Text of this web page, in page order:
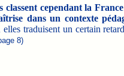
classent cependant la
dans un contexte
traduisent un certain
8)